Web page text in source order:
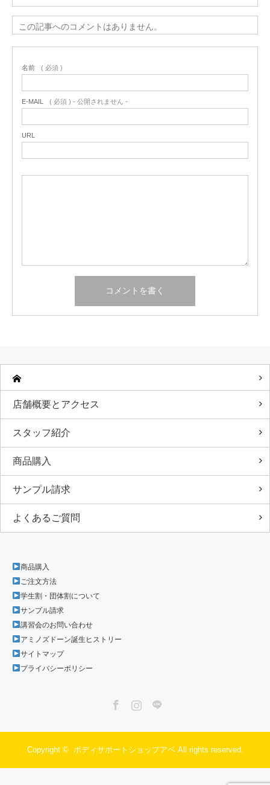
この記事へのコメントはありません。
名前 ( 必須 )
E-MAIL ( 必須 ) - 公開されません -
URL
店舗概要とアクセス
スタッフ紹介
商品購入
サンプル請求
よくあるご質問
商品購入
ご注文方法
学生割・団体割について
サンプル請求
講習会のお問い合わせ
アミノズドーン誕生ヒストリー
サイトマップ
プライバシーポリシー
Copyright © ボディサポートショップアベAll rights reserved.